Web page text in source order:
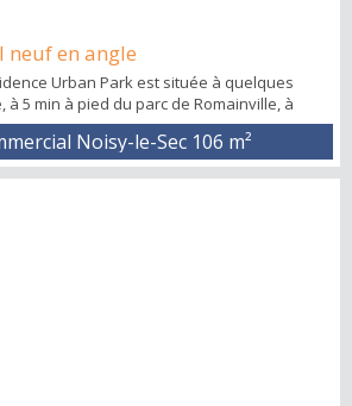
neuf en angle
Urban Park est située à quelques
5 min à pied du parc de Romainville, à
la mairie et à l’angle de deux des axes
rue Paul Vaillant Couturier reliant la ville à
permettant de rejoindre Bobigny. Les
belle visibilité sur la place, avec possibilité
Noisy-le-Sec 106 m²